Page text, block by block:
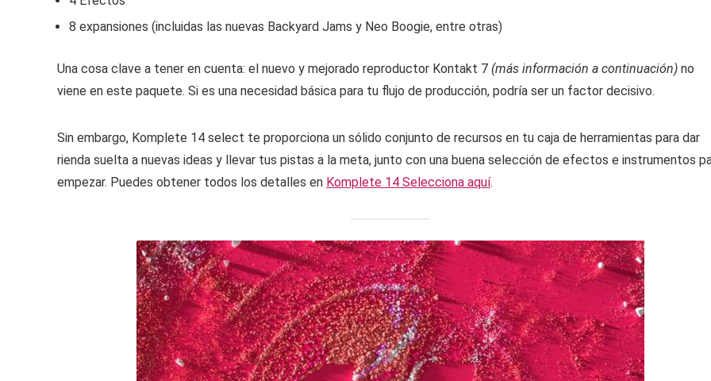
8 expansiones (incluidas las nuevas Backyard Jams y Neo Boogie, entre otras)
Una cosa clave a tener en cuenta: el nuevo y mejorado reproductor Kontakt 7 (más información a continuación) no
viene en este paquete. Si es una necesidad básica para tu flujo de producción, podría ser un factor decisivo.
Sin embargo, Komplete 14 select te proporciona un sólido conjunto de recursos en tu caja de herramientas para dar
rienda suelta a nuevas ideas y llevar tus pistas a la meta, junto con una buena selección de efectos e instrumentos
empezar. Puedes obtener todos los detalles en Komplete 14 Selecciona aquí.